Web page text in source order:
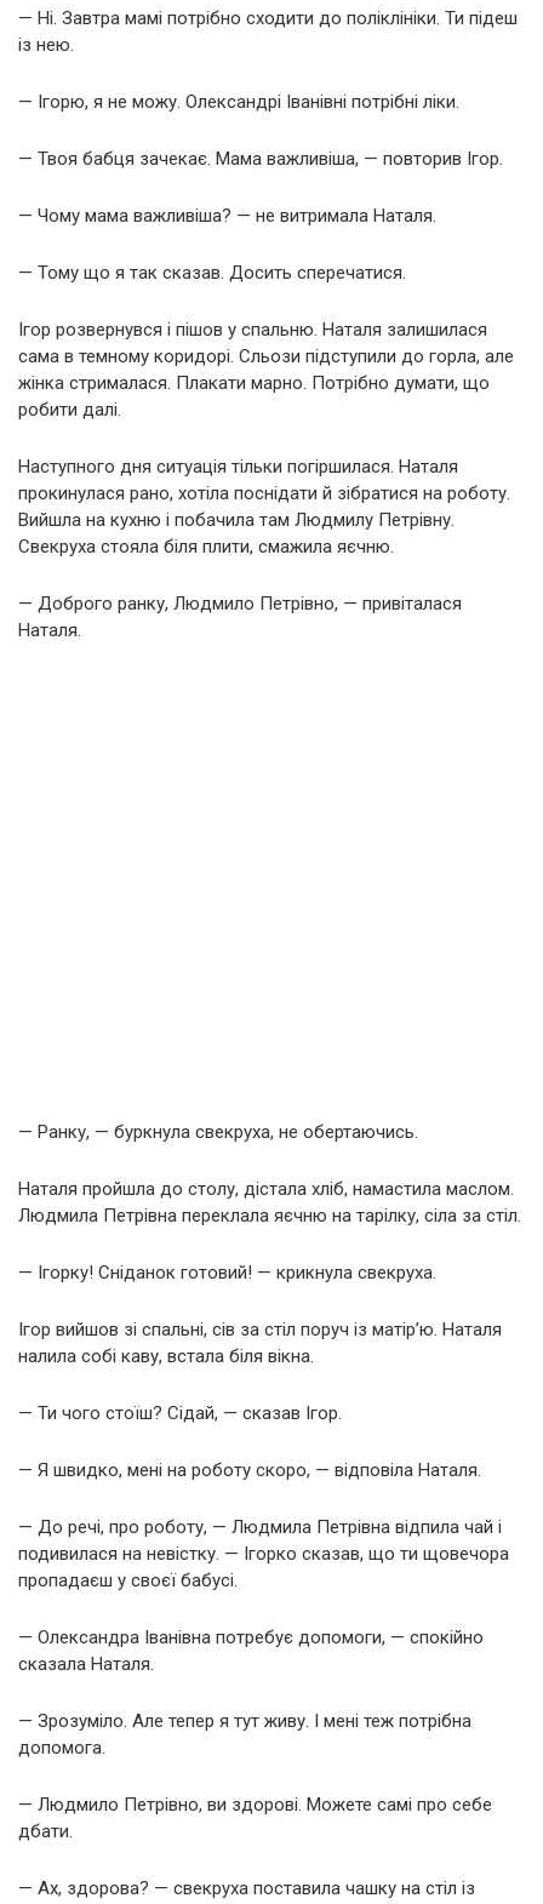
— Ні. Завтра мамі потрібно сходити до поліклініки. Ти підеш
із нею.
— Ігорю, я не можу. Олександрі Іванівні потрібні ліки.
— Твоя бабця зачекає. Мама важливіша, — повторив Ігор.
— Чому мама важливіша? — не витримала Наталя.
— Тому що я так сказав. Досить сперечатися.
Ігор розвернувся і пішов у спальню. Наталя залишилася
сама в темному коридорі. Сльози підступили до горла, але
жінка стрималася. Плакати марно. Потрібно думати, що
робити далі.
Наступного дня ситуація тільки погіршилася. Наталя
прокинулася рано, хотіла поснідати й зібратися на роботу.
Вийшла на кухню і побачила там Людмилу Петрівну.
Свекруха стояла біля плити, смажила яєчню.
— Доброго ранку, Людмило Петрівно, — привіталася
Наталя.
— Ранку, — буркнула свекруха, не обертаючись.
Наталя пройшла до столу, дістала хліб, намастила маслом.
Людмила Петрівна переклала яєчню на тарілку, сіла за стіл.
— Ігорку! Сніданок готовий! — крикнула свекруха.
Ігор вийшов зі спальні, сів за стіл поруч із матір’ю. Наталя
налила собі каву, встала біля вікна.
— Ти чого стоїш? Сідай, — сказав Ігор.
— Я швидко, мені на роботу скоро, — відповіла Наталя.
— До речі, про роботу, — Людмила Петрівна відпила чай і
подивилася на невістку. — Ігорко сказав, що ти щовечора
пропадаєш у своєї бабусі.
— Олександра Іванівна потребує допомоги, — спокійно
сказала Наталя.
— Зрозуміло. Але тепер я тут живу. І мені теж потрібна
допомога.
— Людмило Петрівно, ви здорові. Можете самі про себе
дбати.
— Ах, здорова? — свекруха поставила чашку на стіл із